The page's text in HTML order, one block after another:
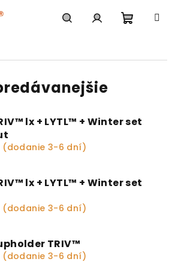
lx + LYTL™ + Winter set
(dodanie 3-6 dní)
lx + LYTL™ + Winter set
(dodanie 3-6 dní)
TRIV™
(dodanie 3-6 dní)